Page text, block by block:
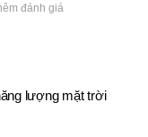
đánh giá
lượng mặt trời